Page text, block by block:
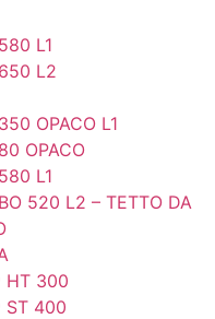
L1
L2
OPACO L1
OPACO
L1
520 L2 – TETTO DA
HT 300
ST 400